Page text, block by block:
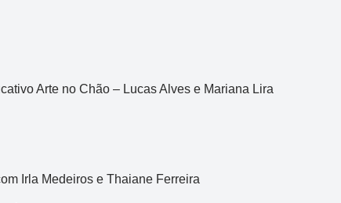
Arte no Chão – Lucas Alves e Mariana Lira
Irla Medeiros e Thaiane Ferreira